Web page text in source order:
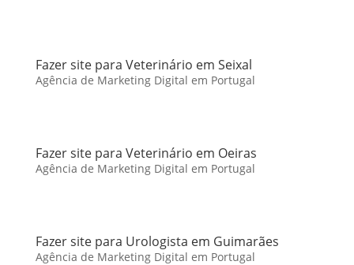
Fazer site para Veterinário em Seixal
Agência de Marketing Digital em Portugal
Fazer site para Veterinário em Oeiras
Agência de Marketing Digital em Portugal
Fazer site para Urologista em Guimarães
Agência de Marketing Digital em Portugal